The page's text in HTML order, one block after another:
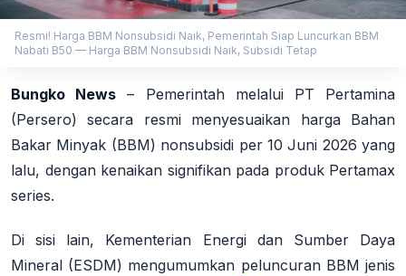
Resmi! Harga BBM Nonsubsidi Naik, Pemerintah Siap Luncurkan BBM
Nabati B50 — Harga BBM Nonsubsidi Naik, Subsidi Tetap
Bungko News – Pemerintah melalui PT Pertamina
(Persero) secara resmi menyesuaikan harga Bahan
Bakar Minyak (BBM) nonsubsidi per 10 Juni 2026 yang
lalu, dengan kenaikan signifikan pada produk Pertamax
series.
Di sisi lain, Kementerian Energi dan Sumber Daya
Mineral (ESDM) mengumumkan peluncuran BBM jenis